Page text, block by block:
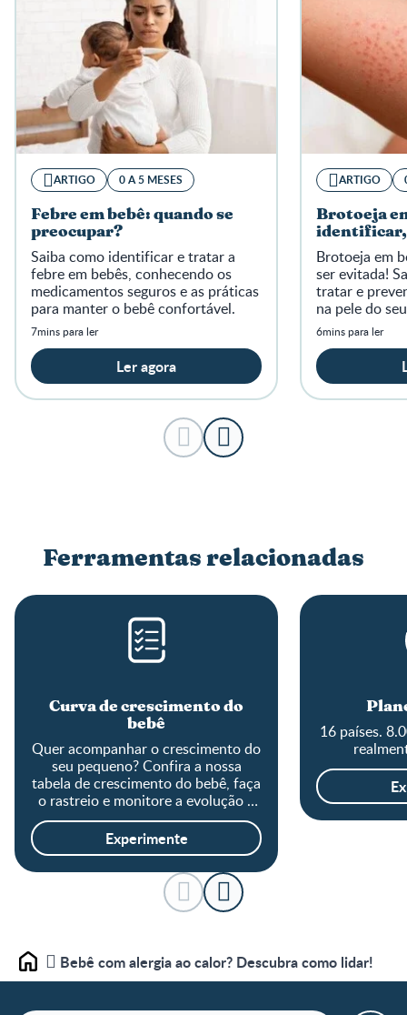
ARTIGO 0 A 5 MESES
Febre em bebê: quando se
preocupar?
Saiba como identificar e tratar a
febre em bebês, conhecendo os
medicamentos seguros e as práticas
para manter o bebê confortável.
7mins para ler
Ler agora
ARTIGO
Brotoeja
Brotoeja em
ser evitada!
tratar e
na pele do
6mins para ler
Ferramentas relacionadas
Curva de crescimento do
bebê
Quer acompanhar o crescimento do
seu pequeno? Confira a nossa
tabela de crescimento do bebê, faça
o rastreio e monitore a evolução o
tamanho do baby!
Experimente
16 países.
Home Bebê com alergia ao calor? Descubra como lidar!